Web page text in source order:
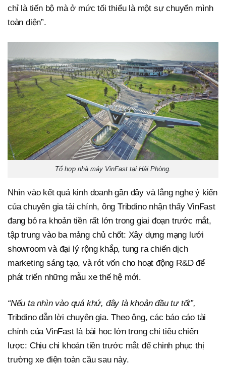
chỉ là tiến bộ mà ở mức tối thiểu là một sự chuyển mình
toàn diện”.
Tổ hợp nhà máy VinFast tại Hải Phòng.
Nhìn vào kết quả kinh doanh gần đây và lắng nghe ý kiến
của chuyên gia tài chính, ông Tribdino nhận thấy VinFast
đang bỏ ra khoản tiền rất lớn trong giai đoạn trước mắt,
tập trung vào ba mảng chủ chốt: Xây dựng mạng lưới
showroom và đại lý rộng khắp, tung ra chiến dịch
marketing sáng tạo, và rót vốn cho hoạt động R&D để
phát triển những mẫu xe thế hệ mới.
“Nếu ta nhìn vào quá khứ, đây là khoản đầu tư tốt”,
Tribdino dẫn lời chuyên gia. Theo ông, các báo cáo tài
chính của VinFast là bài học lớn trong chi tiêu chiến
lược: Chịu chi khoản tiền trước mắt để chinh phục thị
trường xe điện toàn cầu sau này.